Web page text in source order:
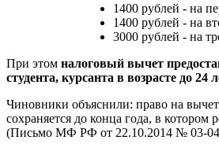
1400 рублей - на
1400 рублей - на
3000 рублей - на
При этом налоговый вычет
студента, курсанта в возрасте до 24
Чиновники объяснили: право на
сохраняется до конца года, в
(Письмо МФ РФ от 22.10.2014 № 03-